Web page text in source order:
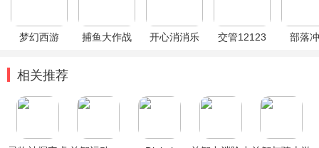
梦幻西游 捕鱼大作战 开心消消乐 交管12123 部落
相关推荐